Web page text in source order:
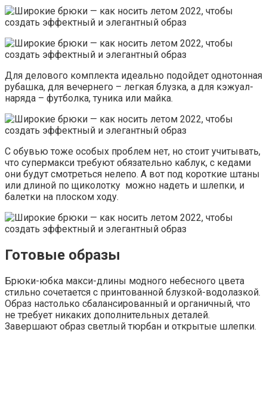
Для делового комплекта идеально подойдет однотонная
рубашка, для вечернего – легкая блузка, а для кэжуал-
наряда – футболка, туника или майка.
С обувью тоже особых проблем нет, но стоит учитывать,
что супермакси требуют обязательно каблук, с кедами
они будут смотреться нелепо. А вот под короткие штаны
или длиной по щиколотку можно надеть и шлепки, и
балетки на плоском ходу.
Готовые образы
Брюки-юбка макси-длины модного небесного цвета
стильно сочетается с принтованной блузкой-водолазкой.
Образ настолько сбалансированный и органичный, что
не требует никаких дополнительных деталей.
Завершают образ светлый тюрбан и открытые шлепки.